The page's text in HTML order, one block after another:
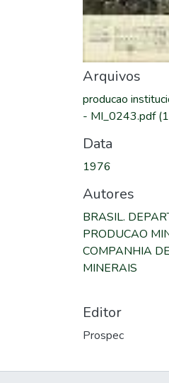
Arquivos
producao
- MI_0243.pdf
Data
1976
Autores
BRASIL.
PRODUCAO
COMPANHIA
MINERAIS
Editor
Prospec